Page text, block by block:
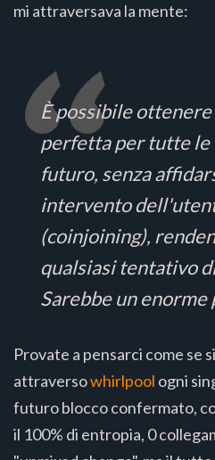
mi attraversava la mente:
È possibile
perfetta per tutte le
futuro, senza
intervento
(coinjoining),
qualsiasi tentativo
Sarebbe un enorme
Provate a pensarci come se
attraversowhirlpool ogni
futuro blocco confermato,
il 100% di entropia, 0